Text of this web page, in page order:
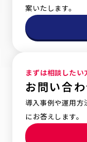
案いたします。
まずは相談したい
お問い合
導入事例や運用
にお答えします。